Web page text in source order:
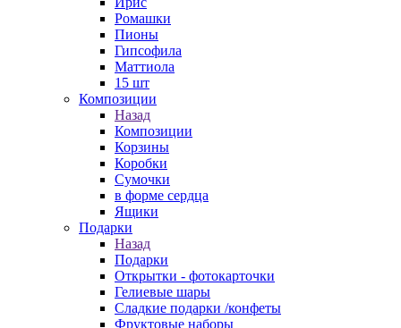
Ромашки
Пионы
Гипсофила
Маттиола
15 шт
Композиции
Назад
Композиции
Корзины
Коробки
Сумочки
в форме сердца
Ящики
Подарки
Назад
Подарки
Открытки - фотокарточки
Гелиевые шары
Сладкие подарки /конфеты
Фруктовые наборы